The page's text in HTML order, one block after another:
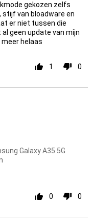
gekozen zelfs
stijf van bloadware en
er niet tussen die
geen update van mijn
meer helaas
1 0
Galaxy A35 5G
0 0